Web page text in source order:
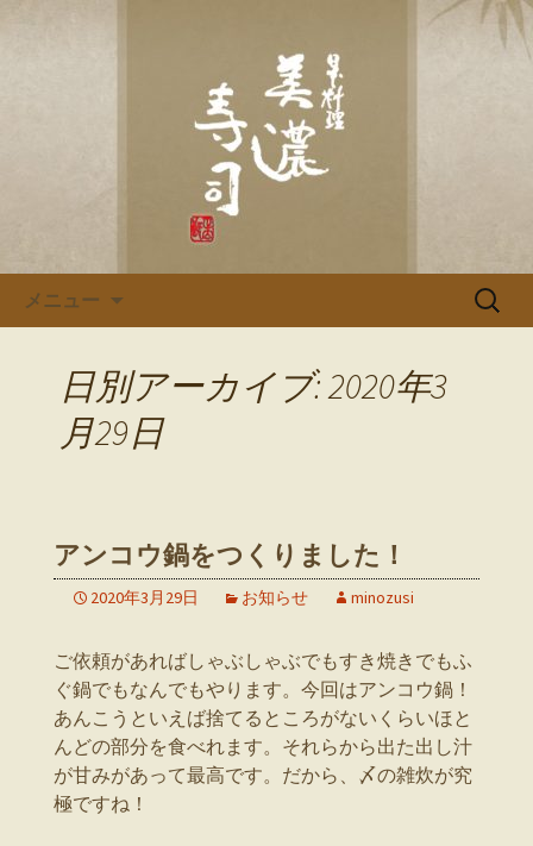
多治見、土岐の寿司・和食「美
濃寿司」のブログ
多治見、土岐の寿司・和食「美濃寿
メニュー
検
日別アーカイブ: 2020年3
月29日
アンコウ鍋をつくりました！
2020年3月29日 お知らせ minozusi
ご依頼があればしゃぶしゃぶでもすき焼きでもふ
ぐ鍋でもなんでもやります。今回はアンコウ鍋！
あんこうといえば捨てるところがないくらいほと
んどの部分を食べれます。それらから出た出し汁
が甘みがあって最高です。だから、〆の雑炊が究
極ですね！